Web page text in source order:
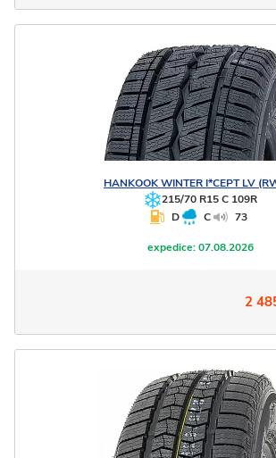
HANKOOKWINTER I*CEPT LV
215/70 R15 C 109R
D
C 73
expedice:07.08.2026
2